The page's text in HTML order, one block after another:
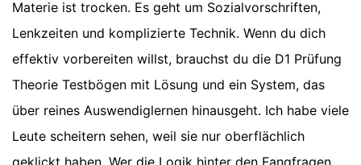
Materie ist trocken. Es geht um Sozialvorschriften,
Lenkzeiten und komplizierte Technik. Wenn du dich
effektiv vorbereiten willst, brauchst du die D1 Prüfung
Theorie Testbögen mit Lösung und ein System, das
über reines Auswendiglernen hinausgeht. Ich habe viele
Leute scheitern sehen, weil sie nur oberflächlich